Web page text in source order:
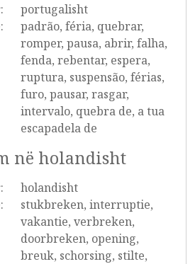
portugalisht
padrão, féria, quebrar,
romper, pausa, abrir, falha,
fenda, rebentar, espera,
ruptura, suspensão, férias,
furo, pausar, rasgar,
intervalo, quebra de, a tua
escapadela de
në holandisht
holandisht
stukbreken, interruptie,
vakantie, verbreken,
doorbreken, opening,
breuk, schorsing, stilte,